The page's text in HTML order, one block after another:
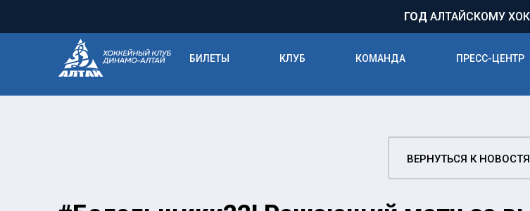
ГОДАЛТАЙСКОМУ
БИЛЕТЫ КЛУБ КОМАНДА ПРЕСС-ЦЕНТР
ВЕРНУТЬСЯ К